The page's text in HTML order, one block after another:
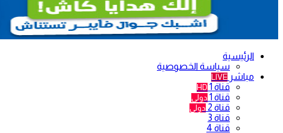
الرئيسية
سياسة الخصوصية
مباشر LIVE
قناة 1 HD
قناة 1 دولي
قناة 2 دولي
قناة 3
قناة 4